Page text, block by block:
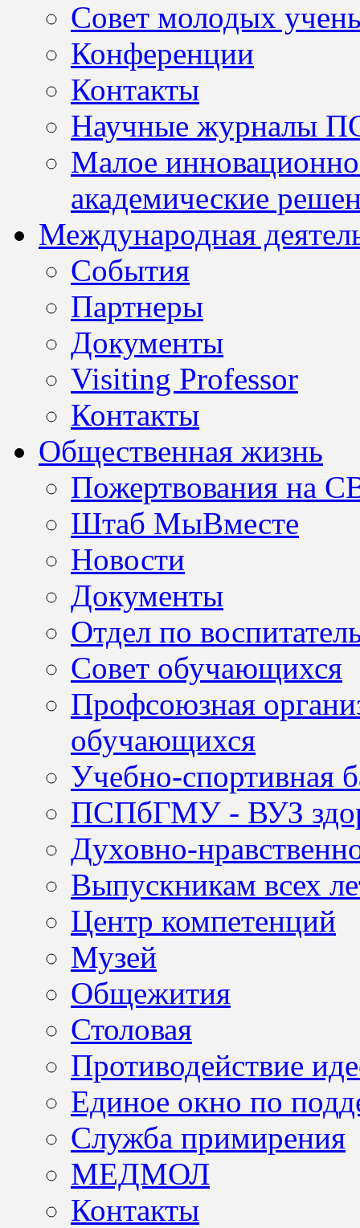
Совет молодых
Конференции
Контакты
Научные журналы
Малое
академические
Международная
События
Партнеры
Документы
Visiting Professor
Контакты
Общественная жизнь
Пожертвования на
Штаб МыВместе
Новости
Документы
Отдел по
Совет обучающихся
Профсоюзная
обучающихся
Учебно-спортивная
ПСПбГМУ - ВУЗ
Духовно-
Выпускникам всех
Центр компетенций
Музей
Общежития
Столовая
Противодействие
Единое окно по
Служба примирения
МЕДМОЛ
Контакты